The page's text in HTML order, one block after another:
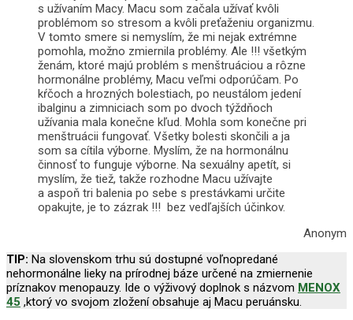
s užívaním Macy. Macu som začala užívať kvôli
problémom so stresom a kvôli preťaženiu organizmu.
V tomto smere si nemyslím, že mi nejak extrémne
pomohla, možno zmiernila problémy. Ale !!! všetkým
ženám, ktoré majú problém s menštruáciou a rôzne
hormonálne problémy, Macu veľmi odporúčam. Po
kŕčoch a hrozných bolestiach, po neustálom jedení
ibalginu a zimniciach som po dvoch týždňoch
užívania mala konečne kľud. Mohla som konečne pri
menštruácii fungovať. Všetky bolesti skončili a ja
som sa cítila výborne. Myslím, že na hormonálnu
činnosť to funguje výborne. Na sexuálny apetít, si
myslím, že tiež, takže rozhodne Macu užívajte
a aspoň tri balenia po sebe s prestávkami určite
opakujte, je to zázrak !!! bez vedľajších účinkov.
Anonym
TIP: Na slovenskom trhu sú dostupné voľnopredané
nehormonálne lieky na prírodnej báze určené na zmiernenie
príznakov menopauzy. Ide o výživový doplnok s názvom MENOX
45 ,ktorý vo svojom zložení obsahuje aj Macu peruánsku.